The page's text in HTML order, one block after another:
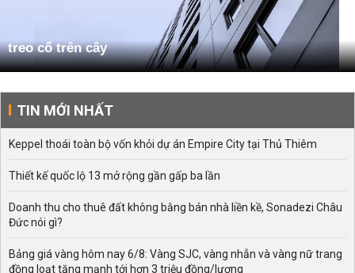
treo cổ trên cây
TIN MỚI NHẤT
Keppel thoái toàn bộ vốn khỏi dự án Empire City tại Thủ Thiêm
Thiết kế quốc lộ 13 mở rộng gần gấp ba lần
Doanh thu cho thuê đất không bằng bán nhà liền kề, Sonadezi Châu
Đức nói gì?
Bảng giá vàng hôm nay 6/8: Vàng SJC, vàng nhẫn và vàng nữ trang
đồng loạt tăng mạnh tới hơn 3 triệu đồng/lượng